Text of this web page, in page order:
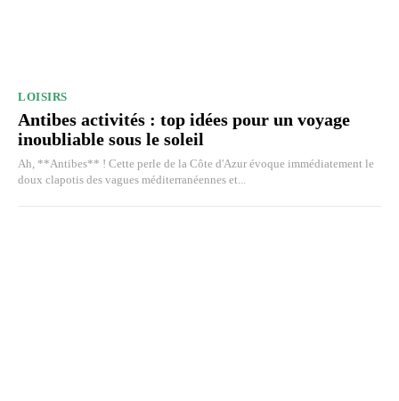
LOISIRS
Antibes activités : top idées pour un voyage
inoubliable sous le soleil
Ah, **Antibes** ! Cette perle de la Côte d'Azur évoque immédiatement le
doux clapotis des vagues méditerranéennes et...